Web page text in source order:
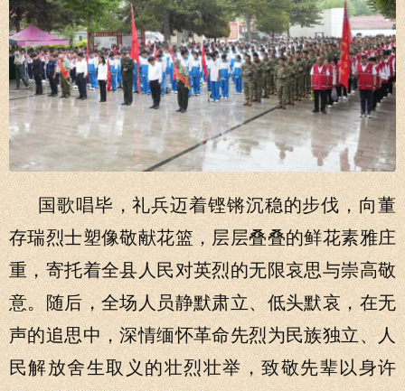
国歌唱毕，礼兵迈着铿锵沉稳的步伐，向董
存瑞烈士塑像敬献花篮，层层叠叠的鲜花素雅庄
重，寄托着全县人民对英烈的无限哀思与崇高敬
意。随后，全场人员静默肃立、低头默哀，在无
声的追思中，深情缅怀革命先烈为民族独立、人
民解放舍生取义的壮烈壮举，致敬先辈以身许